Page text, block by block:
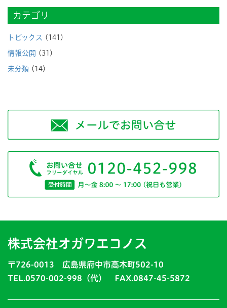
カテゴリ
トピックス (141)
情報公開 (31)
未分類 (14)
株式会社オガワエコノス
〒726-0013 広島県府中市高木町502-10
TEL.0570-002-998（代） FAX.0847-45-5872